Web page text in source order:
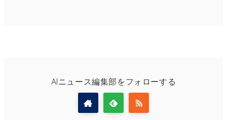
AIニュース編集部をフォローする